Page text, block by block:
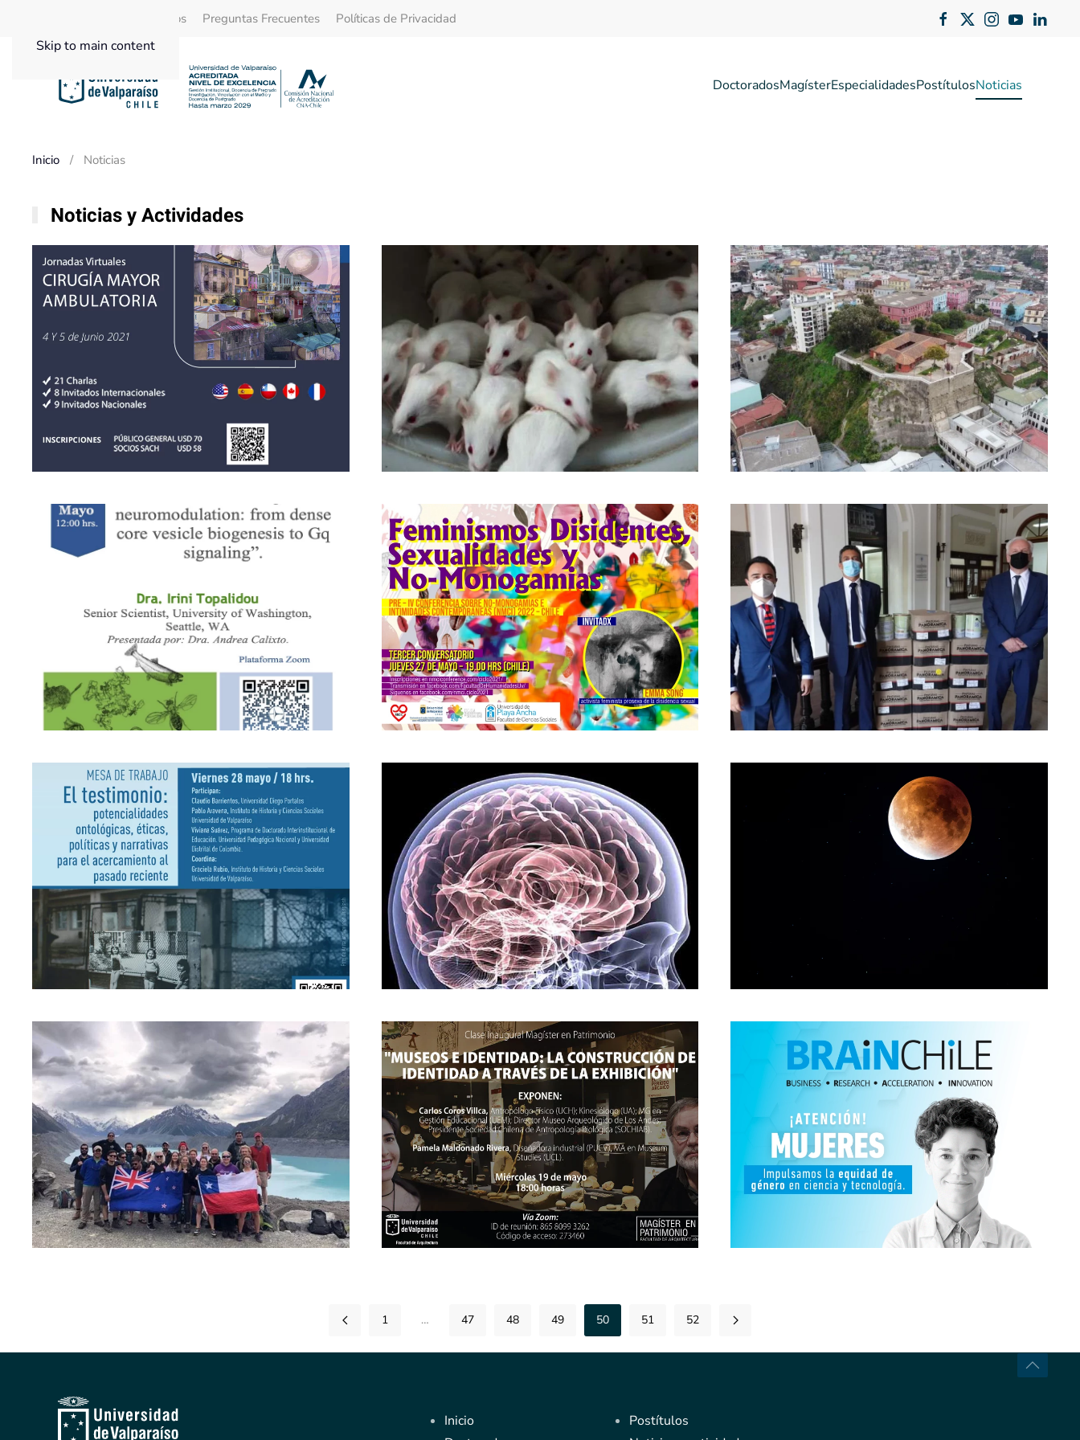
Skip to main content
Beneficios Preguntas Frecuentes Políticas de Privacidad
DoctoradosMagísterEspecialidadesPostítulosNoticias
Inicio Noticias
Noticias y Actividades
[ver noticia] [ver noticia] [ver noticia]
[ver noticia] [ver noticia] [ver noticia]
[ver noticia] [ver noticia]
[ver noticia] [ver noticia]
1 … 47 48 49 50 51 52
Inicio
Postítulos